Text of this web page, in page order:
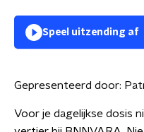
Speel uitzending af
Gepresenteerd door:
Voor je dagelijkse dosis